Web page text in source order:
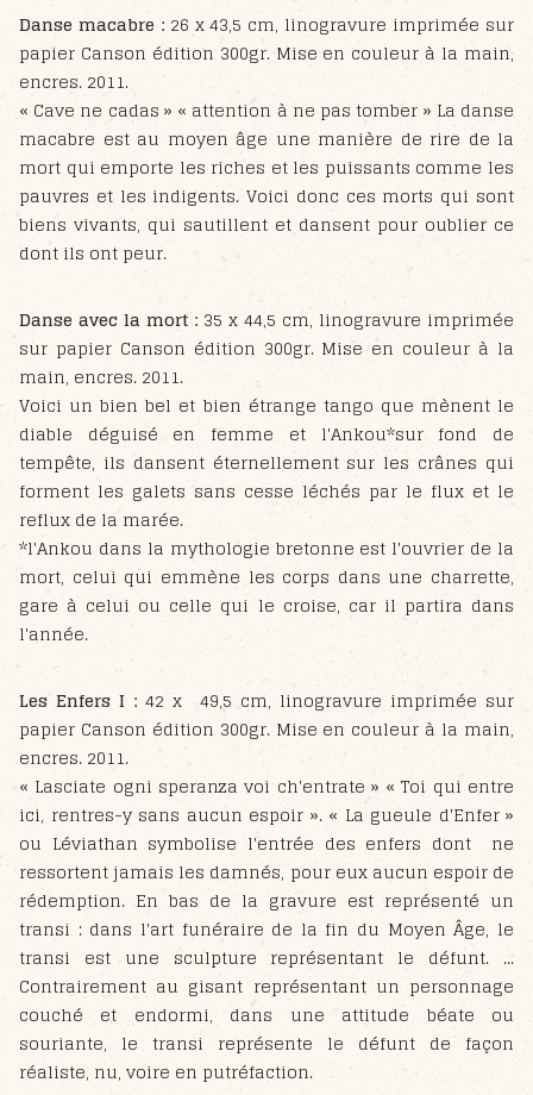
Danse macabre :26 x 43,5 cm, linogravure imprimée sur
papier Canson édition 300gr. Mise en couleur à la main,
encres. 2011.
« Cave ne cadas » « attention à ne pas tomber » La danse
macabre est au moyen âge une manière de rire de la
mort qui emporte les riches et les puissants comme les
pauvres et les indigents. Voici donc ces morts qui sont
biens vivants, qui sautillent et dansent pour oublier ce
dont ils ont peur.
Danse avec la mort : 35 x 44,5 cm, linogravure imprimée
sur papier Canson édition 300gr. Mise en couleur à la
main, encres. 2011.
Voici un bien bel et bien étrange tango que mènent le
diable déguisé en femme et l'Ankou*sur fond de
tempête, ils dansent éternellement sur les crânes qui
forment les galets sans cesse léchés par le flux et le
reflux de la marée.
*l'Ankou dans la mythologie bretonne est l'ouvrier de la
mort, celui qui emmène les corps dans une charrette,
gare à celui ou celle qui le croise, car il partira dans
l'année.
Les Enfers I : 42 x 49,5 cm, linogravure imprimée sur
papier Canson édition 300gr. Mise en couleur à la main,
encres. 2011.
« Lasciate ogni speranza voi ch'entrate » « Toi qui entre
ici, rentres-y sans aucun espoir ». « La gueule d'Enfer »
ou Léviathan symbolise l'entrée des enfers dont ne
ressortent jamais les damnés, pour eux aucun espoir de
rédemption. En bas de la gravure est représenté un
transi : dans l'art funéraire de la fin du Moyen Âge, le
transi est une sculpture représentant le défunt. ...
Contrairement au gisant représentant un personnage
couché et endormi, dans une attitude béate ou
souriante, le transi représente le défunt de façon
réaliste, nu, voire en putréfaction.